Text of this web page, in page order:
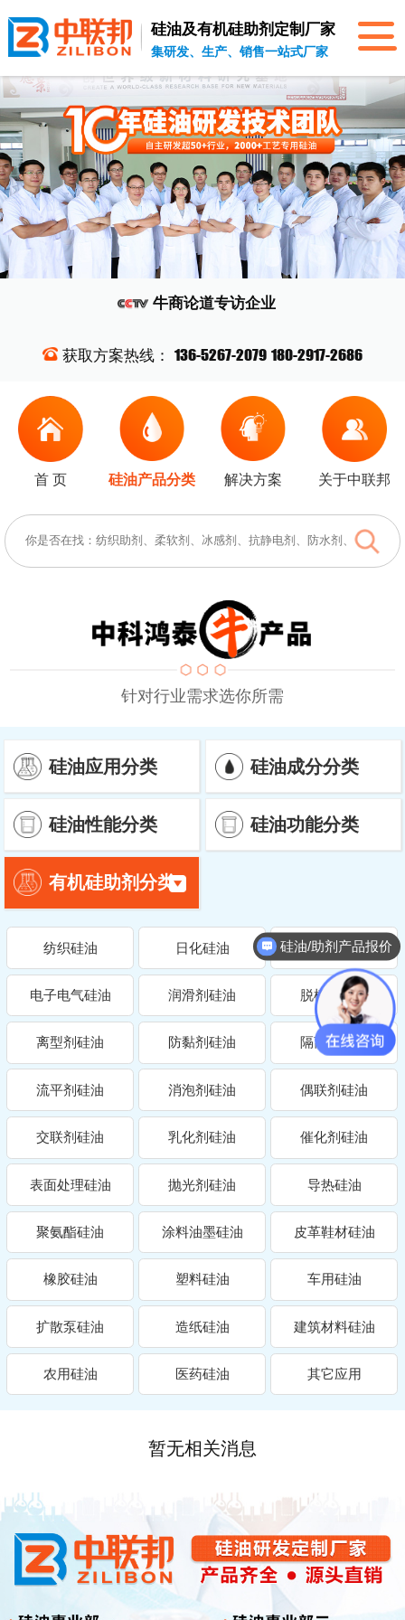
硅油及有机硅助剂 定制厂家
集研发、生产、销售一站式厂家
牛商论道专访企业
获取方案热线： 136-5267-2079 180-2917-2686
首 页 硅油产品分类 解决方案 关于中联邦
针对行业需求选你所需
硅油应用分类
纺织硅油 日化硅油 机械硅油
电子电气硅油 润滑剂硅油 脱模剂硅油
离型剂硅油 防黏剂硅油 隔离剂硅油
流平剂硅油 消泡剂硅油 偶联剂硅油
交联剂硅油 乳化剂硅油 催化剂硅油
表面处理硅油 抛光剂硅油 导热硅油
聚氨酯硅油 涂料油墨硅油 皮革鞋材硅油
橡胶硅油 塑料硅油 车用硅油
扩散泵硅油 造纸硅油 建筑材料硅油
农用硅油 医药硅油 其它应用
硅油成分分类
硅油性能分类 硅油功能分类
暂无相关消息
硅油/助剂产品报价